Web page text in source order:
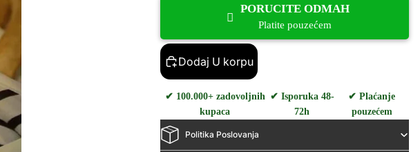
PORUCITE ODMAH
Platite pouzećem
Dodaj U korpu
✔ 100.000+ zadovoljnih
kupaca
✔ Isporuka 48-
72h
✔ Plaćanje
pouzećem
Politika Poslovanja